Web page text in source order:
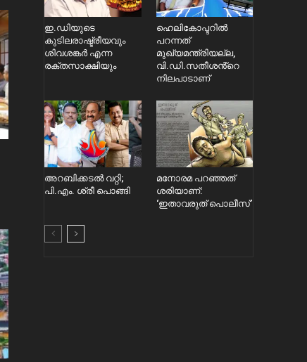
ഇ.ഡിയുടെ
കുടിലരാഷ്ട്രീയവും
ശിവശങ്കർ എന്ന
രക്തസാക്ഷിയും
ഹെലികോപ്ടറിൽ
പറന്നത്
മുഖ്യമന്ത്രിയല്ല,
വി.ഡി.സതീശൻ്റെ
നിലപാടാണ്
അറബിക്കടൽ വറ്റി;
പി.എം. ശ്രീ പൊങ്ങി
മനോരമ പറഞ്ഞത്
ശരിയാണ്:
‘ഇതാവരുത് പൊലീസ്’